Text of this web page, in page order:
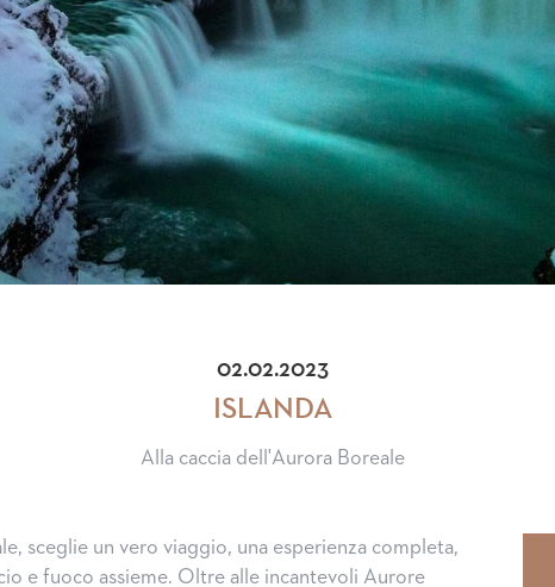
02.02.2023
ISLANDA
Alla caccia dell'Aurora Boreale
sceglie un vero viaggio, una esperienza completa,
e fuoco assieme. Oltre alle incantevoli Aurore